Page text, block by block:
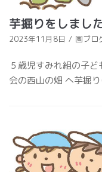
芋掘りをしまし
2023年11月8日 園ブロ
５歳児すみれ組の子
会の西山の畑 へ芋掘